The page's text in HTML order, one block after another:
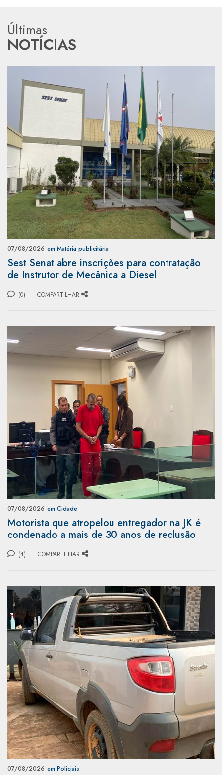
Últimas
NOTÍCIAS
07/08/2026 em Matéria publicitária
Sest Senat abre inscrições para contratação
de Instrutor de Mecânica a Diesel
(0) COMPARTILHAR
07/08/2026 em Cidade
Motorista que atropelou entregador na JK é
condenado a mais de 30 anos de reclusão
(4) COMPARTILHAR
07/08/2026 em Policiais